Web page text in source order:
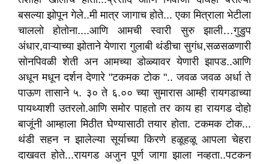
बसल्या झोपून गेले..मी मात्र जागाच होते... एका मित्राला भेटीला
चाललो होतोना....आणि आमची स्वारी सुरु झाली…गुडुप
अंधार,वाऱ्याच्या झोताने येणारा गुलाबी थंडीचा सुगंध,सळसळणारी
सोनपिवळी शेती अन आमच्या डोळ्यावर येणारी झापड..आणि
अधून मधून दर्शन देणारे "टकमक टोक ".. जवळ जवळ अर्धा ते
पाऊण तासाने ५. ३० ते ६.०० च्या सुमारास आम्ही रायगडाच्या
पायथ्याशी उतरलो.आणि समोर पाहतो तर काय हा रायगड दोहो
बाजूंनी आम्हाला मिठीत घेण्यासाठी तयार होता. टकमक टोक...
थंडी सहन न झालेल्या सूर्याच्या किरणे हळूहळू आपला चेहरा
दाखवत होते...रायगड अजुन पूर्ण जागा झाला नव्हता..पटकन